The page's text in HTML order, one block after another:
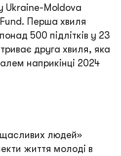
Ukraine-Moldova
Перша хвиля
500 підлітків у 23
друга хвиля, яка
наприкінці 2024
людей»
життя молоді в